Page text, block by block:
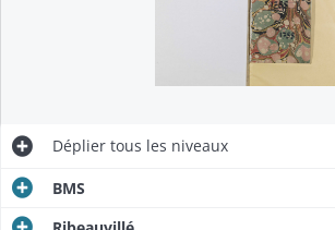
Déplier tous les niveaux
BMS